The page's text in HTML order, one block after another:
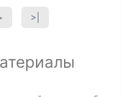
>|